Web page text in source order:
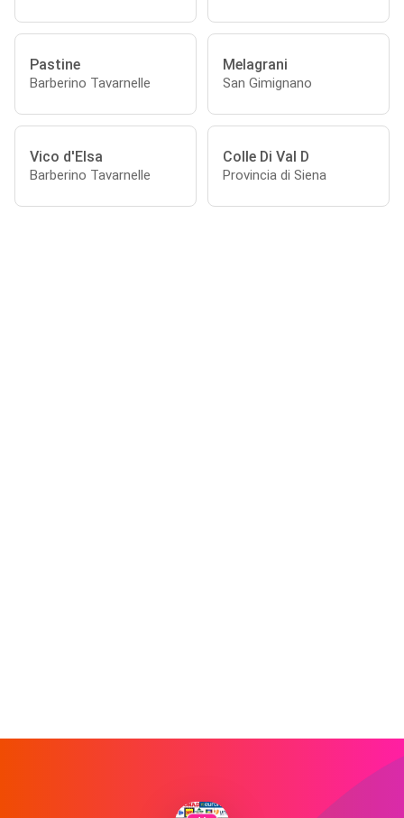
Pastine
Barberino Tavarnelle
Melagrani
San Gimignano
Vico d'Elsa
Barberino Tavarnelle
Colle Di Val D
Provincia di Siena